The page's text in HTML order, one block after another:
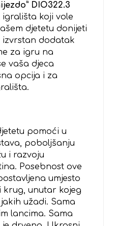
DIO322.3
koji vole
djetetu donijeti
izvrstan dodatak
za igru na
vaša djeca
opcija i za
pomoći u
poboljšanju
i razvoju
Posebnost ove
umjesto
krug, unutar kojeg
užadi. Sama
lancima. Sama